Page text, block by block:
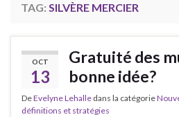
TAG: SILVÈRE MERCIER
OCT
13
Gratuité des
bonne idée?
DeEvelyne Lehalle dans la catégorie
définitions et stratégies